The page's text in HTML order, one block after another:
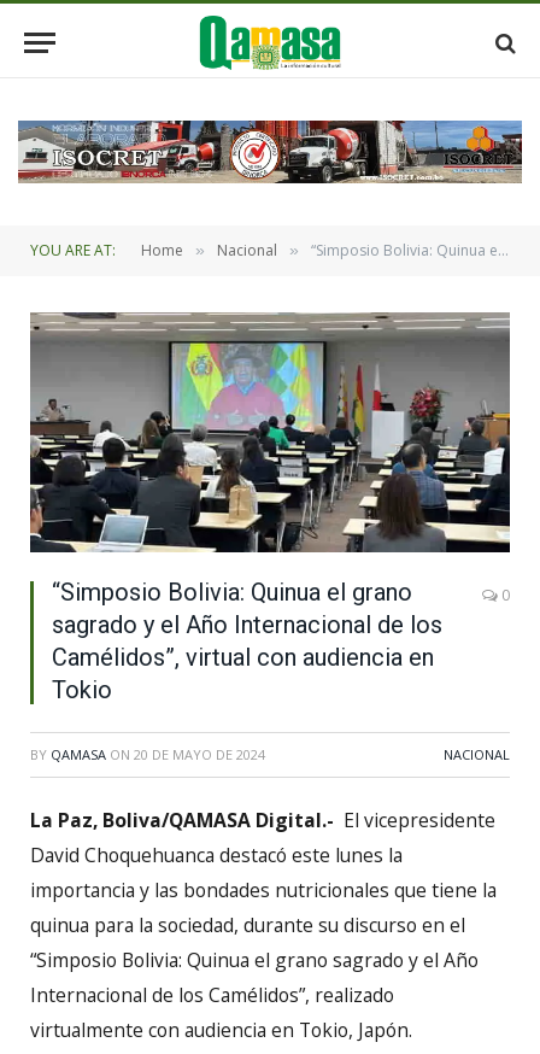
YOU ARE AT: Home » Nacional » “Simposio Bolivia: Quinua el grano sagrado y el Año Internacional de los Camélidos”, virtual con audiencia en Tokio
“Simposio Bolivia: Quinua el grano
sagrado y el Año Internacional de los
Camélidos”, virtual con audiencia en
Tokio
0
BY QAMASA ON 20 DE MAYO DE 2024 NACIONAL
La Paz, Boliva/QAMASA Digital.- El vicepresidente
David Choquehuanca destacó este lunes la
importancia y las bondades nutricionales que tiene la
quinua para la sociedad, durante su discurso en el
“Simposio Bolivia: Quinua el grano sagrado y el Año
Internacional de los Camélidos”, realizado
virtualmente con audiencia en Tokio, Japón.